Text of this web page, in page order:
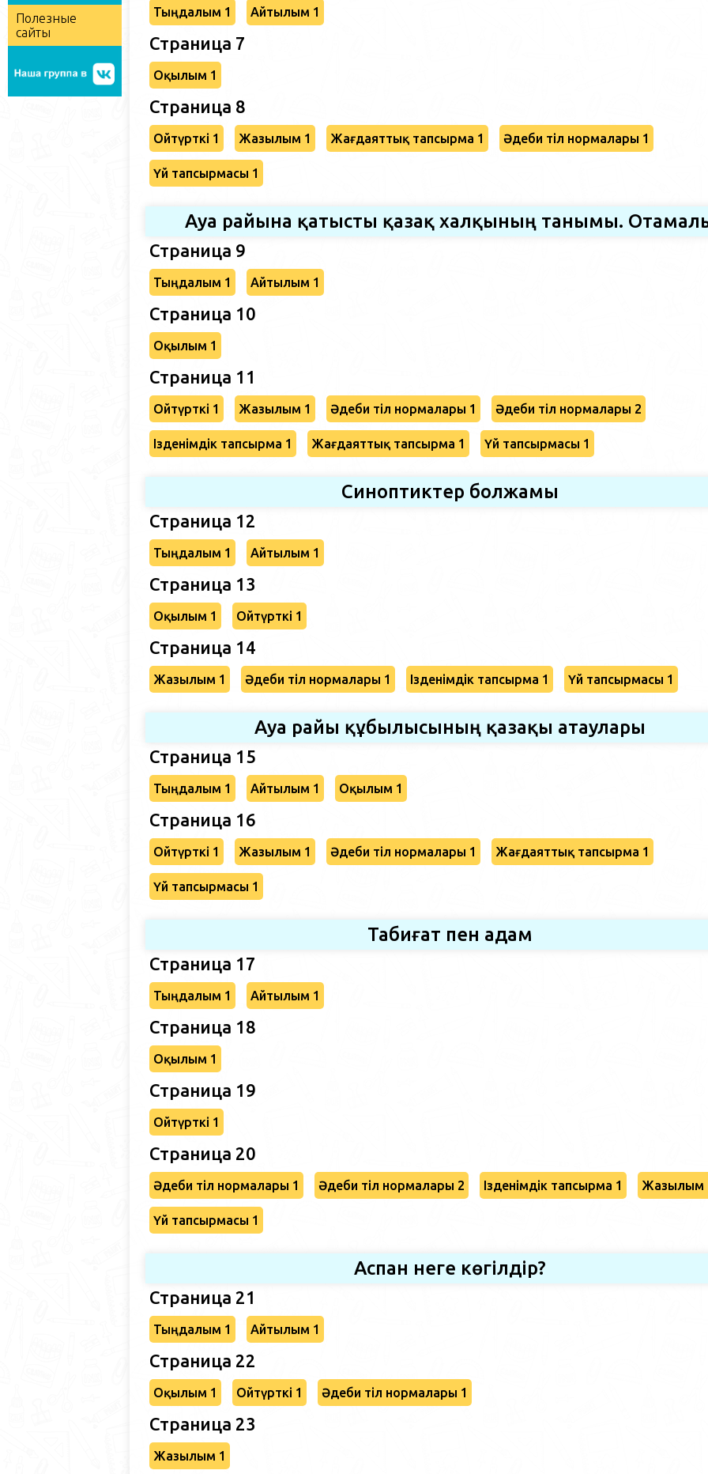
Полезные
сайты
Тыңдалым 1 Айтылым 1
Страница 7
Оқылым 1
Страница 8
Ойтүрткі 1 Жазылым 1 Жағдаяттық тапсырма 1 Әдеби тіл нормалары 1
Үй тапсырмасы 1
Ауа райына қатысты қазақ халқының танымы.
Страница 9
Тыңдалым 1 Айтылым 1
Страница 10
Оқылым 1
Страница 11
Ойтүрткі 1 Жазылым 1 Әдеби тіл нормалары 1 Әдеби тіл нормалары 2
Ізденімдік тапсырма 1 Жағдаяттық тапсырма 1 Үй тапсырмасы 1
Синоптиктер болжамы
Страница 12
Тыңдалым 1 Айтылым 1
Страница 13
Оқылым 1 Ойтүрткі 1
Страница 14
Жазылым 1 Әдеби тіл нормалары 1 Ізденімдік тапсырма 1 Үй тапсырмасы 1
Ауа райы құбылысының қазақы атаулары
Страница 15
Тыңдалым 1 Айтылым 1 Оқылым 1
Страница 16
Ойтүрткі 1 Жазылым 1 Әдеби тіл нормалары 1 Жағдаяттық тапсырма 1
Үй тапсырмасы 1
Табиғат пен адам
Страница 17
Тыңдалым 1 Айтылым 1
Страница 18
Оқылым 1
Страница 19
Ойтүрткі 1
Страница 20
Әдеби тіл нормалары 1 Әдеби тіл нормалары 2 Ізденімдік тапсырма 1 Жазылым
Үй тапсырмасы 1
Аспан неге көгілдір?
Страница 21
Тыңдалым 1 Айтылым 1
Страница 22
Оқылым 1 Ойтүрткі 1 Әдеби тіл нормалары 1
Страница 23
Жазылым 1